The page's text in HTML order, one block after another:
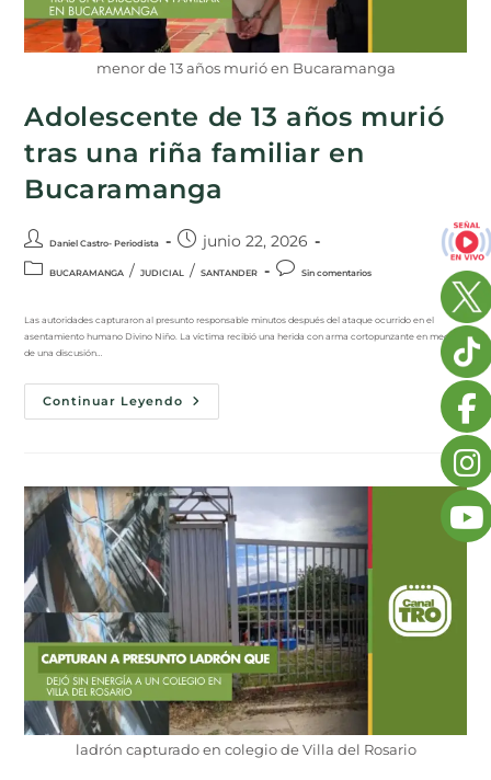
menor de 13 años murió en Bucaramanga
Adolescente de 13 años murió
tras una riña familiar en
Bucaramanga
Daniel Castro- Periodista junio 22, 2026
BUCARAMANGA / JUDICIAL / SANTANDER Sin comentarios
Las autoridades capturaron al presunto responsable minutos después del ataque ocurrido en el
asentamiento humano Divino Niño. La víctima recibió una herida con arma cortopunzante en medio
de una discusión…
Continuar Leyendo
ladrón capturado en colegio de Villa del Rosario